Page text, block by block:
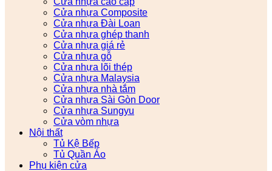
Cửa nhựa Composite
Cửa nhựa Đài Loan
Cửa nhựa ghép thanh
Cửa nhựa giá rẻ
Cửa nhựa gỗ
Cửa nhựa lõi thép
Cửa nhựa Malaysia
Cửa nhựa nhà tắm
Cửa nhựa Sài Gòn Door
Cửa nhựa Sungyu
Cửa vòm nhựa
Nội thất
Tủ Kệ Bếp
Tủ Quần Áo
Phụ kiện cửa